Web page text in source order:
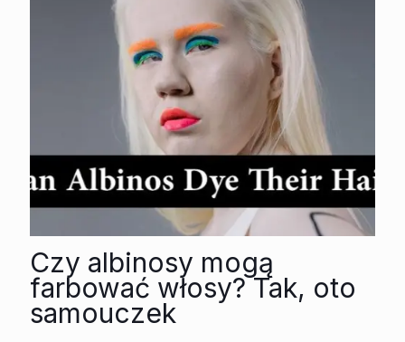
Czy albinosy mogą
farbować włosy? Tak, oto
samouczek